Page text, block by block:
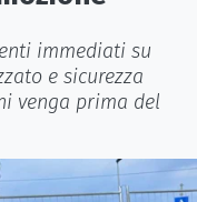
immediati su
e sicurezza
venga prima del